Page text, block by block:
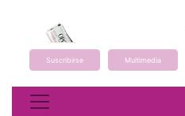
Suscribirse Multimedia